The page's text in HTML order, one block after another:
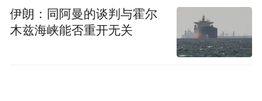
伊朗：同阿曼的谈判与霍尔
木兹海峡能否重开无关